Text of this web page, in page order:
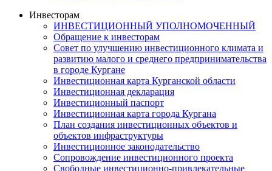
Инвесторам
ИНВЕСТИЦИОННЫЙ УПОЛНОМОЧЕННЫЙ
Обращение к инвесторам
Совет по улучшению инвестиционного климата и
развитию малого и среднего предпринимательства
в городе Кургане
Инвестиционная карта Курганской области
Инвестиционная декларация
Инвестиционный паспорт
Инвестиционная карта города Кургана
План создания инвестиционных объектов и
объектов инфраструктуры
Инвестиционное законодательство
Сопровождение инвестиционного проекта
Свободные инвестиционно-привлекательные